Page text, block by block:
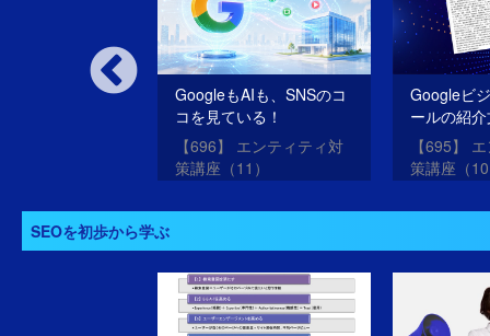
GoogleもAIも、SNSのコ
コを見ている！
【696】 エンティティ対
策講座（11）
Googleビ
ールの紹
SEO・
させる方法
【695】
策講座（
SEOを初歩から学ぶ